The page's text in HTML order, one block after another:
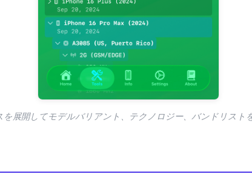
を展開してモデルバリアント、テクノロジー、バンドリスト